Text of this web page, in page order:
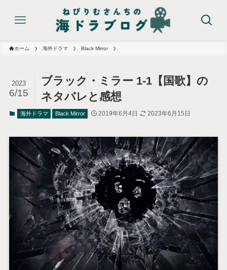
ホーム 海外ドラマ Black Mirror
ブラック・ミラー 1-1【国歌】の
ネタバレと感想
2023
6/15
海外ドラマ Black Mirror 2019年6月4日 2023年6月15日